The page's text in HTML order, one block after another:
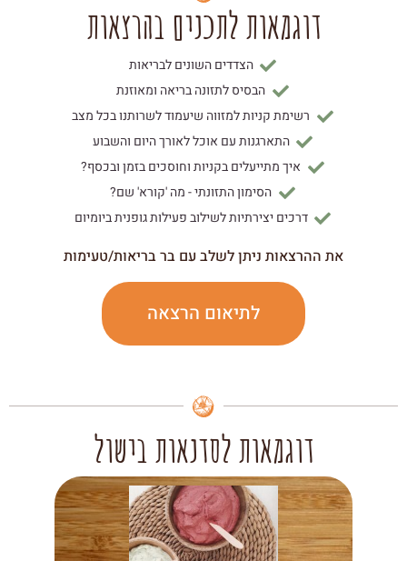
דוגמאות לתכנים בהרצאות
הצדדים השונים לבריאות
הבסיס לתזונה בריאה ומאוזנת
רשימת קניות למזווה שיעמוד לשרותנו בכל מצב
התארגנות עם אוכל לאורך היום והשבוע
איך מתייעלים בקניות וחוסכים בזמן ובכסף?
הסימון התזונתי - מה 'קורא' שם?
דרכים יצירתיות לשילוב פעילות גופנית ביומיום
את ההרצאות ניתן לשלב עם בר בריאות/טעימות
לתיאום הרצאה
דוגמאות לסדנאות בישול